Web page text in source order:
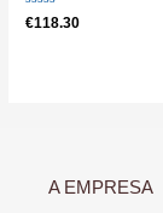
Avaliação
0
€118.30
A EMPRESA